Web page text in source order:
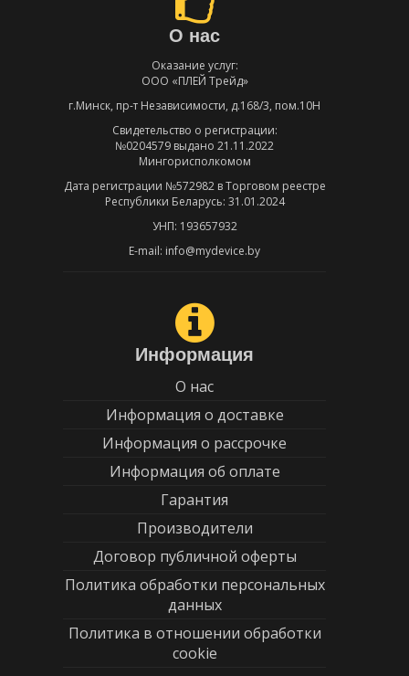
О нас
Оказание услуг:
ООО «ПЛЕЙ Трейд»
г.Минск, пр-т Независимости, д.168/3, пом.10Н
Свидетельство о регистрации:
№0204579 выдано 21.11.2022
Мингорисполкомом
Дата регистрации №572982 в Торговом реестре
Республики Беларусь: 31.01.2024
УНП: 193657932
E-mail: info@mydevice.by
Информация
О нас
Информация о доставке
Информация о рассрочке
Информация об оплате
Гарантия
Производители
Договор публичной оферты
Политика обработки персональных
данных
Политика в отношении обработки
cookie